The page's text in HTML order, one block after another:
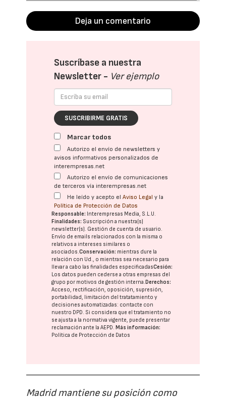
Deja un comentario
Suscríbase a nuestra
Newsletter - Ver ejemplo
SUSCRIBIRME GRATIS
Marcar todos
Autorizo el envío de newsletters y
avisos informativos personalizados de
interempresas.net
Autorizo el envío de comunicaciones
de terceros vía interempresas.net
He leído y acepto elAviso Legal y la
Política de Protección de Datos
Responsable: Interempresas Media, S.L.U.
Finalidades: Suscripción a nuestra(s)
newsletter(s). Gestión de cuenta de usuario.
Envío de emails relacionados con la misma o
relativos a intereses similares o
asociados.Conservación: mientras dure la
relación con Ud., o mientras sea necesario para
llevar a cabo las finalidades especificadasCesión:
Los datos pueden cederse a otras empresas del
grupo por motivos de gestión interna.Derechos:
Acceso, rectificación, oposición, supresión,
portabilidad, limitación del tratatamiento y
decisiones automatizadas: contacte con
nuestro DPD. Si considera que el tratamiento no
se ajusta a la normativa vigente, puede presentar
reclamación ante laAEPD.Más información:
Política de Protección de Datos
Madrid mantiene su posición como